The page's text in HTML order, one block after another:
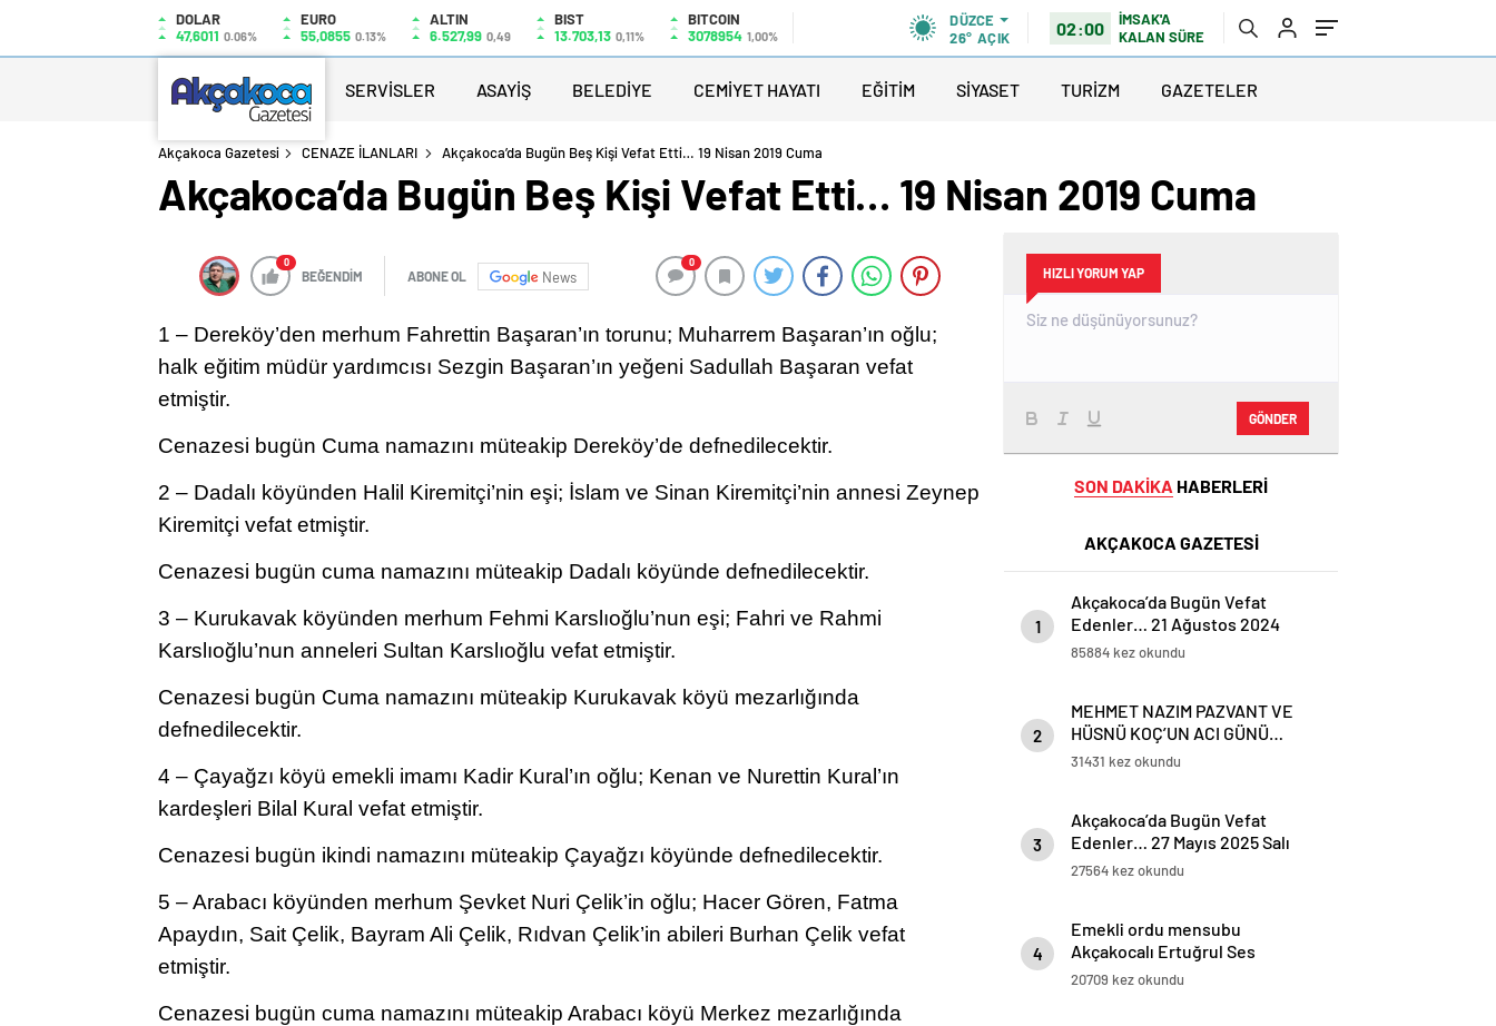
DOLAR
47,6011 0.06%
EURO
55,0855 0.13%
ALTIN
6.527,99 0,49
BIST
13.703,13 0,11%
BITCOIN
3078954 1,00%
DÜZCE
26° AÇIK 02:00
İMSAK'A
KALAN SÜRE
SERVİSLER ASAYİŞ BELEDİYE CEMİYET HAYATI EĞİTİM SİYASET TURİZM GAZETELER
Akçakoca Gazetesi CENAZE İLANLARI Akçakoca’da Bugün Beş Kişi Vefat Etti… 19 Nisan 2019 Cuma
Akçakoca’da Bugün Beş Kişi Vefat Etti… 19 Nisan 2019 Cuma
0
BEĞENDİM ABONE OL News
0
1 – Dereköy’den merhum Fahrettin Başaran’ın torunu; Muharrem Başaran’ın oğlu;
halk eğitim müdür yardımcısı Sezgin Başaran’ın yeğeni Sadullah Başaran vefat
etmiştir.
Cenazesi bugün Cuma namazını müteakip Dereköy’de defnedilecektir.
2 – Dadalı köyünden Halil Kiremitçi’nin eşi; İslam ve Sinan Kiremitçi’nin annesi Zeynep
Kiremitçi vefat etmiştir.
Cenazesi bugün cuma namazını müteakip Dadalı köyünde defnedilecektir.
3 – Kurukavak köyünden merhum Fehmi Karslıoğlu’nun eşi; Fahri ve Rahmi
Karslıoğlu’nun anneleri Sultan Karslıoğlu vefat etmiştir.
Cenazesi bugün Cuma namazını müteakip Kurukavak köyü mezarlığında
defnedilecektir.
4 – Çayağzı köyü emekli imamı Kadir Kural’ın oğlu; Kenan ve Nurettin Kural’ın
kardeşleri Bilal Kural vefat etmiştir.
Cenazesi bugün ikindi namazını müteakip Çayağzı köyünde defnedilecektir.
5 – Arabacı köyünden merhum Şevket Nuri Çelik’in oğlu; Hacer Gören, Fatma
Apaydın, Sait Çelik, Bayram Ali Çelik, Rıdvan Çelik’in abileri Burhan Çelik vefat
etmiştir.
Cenazesi bugün cuma namazını müteakip Arabacı köyü Merkez mezarlığında
HIZLI YORUM YAP
GÖNDER
SON DAKİKA HABERLERİ
AKÇAKOCA GAZETESİ
1
Akçakoca’da Bugün Vefat
Edenler… 21 Ağustos 2024
Çarşamba
85884 kez okundu
2
MEHMET NAZIM PAZVANT VE
HÜSNÜ KOÇ’UN ACI GÜNÜ…
31431 kez okundu
3
Akçakoca’da Bugün Vefat
Edenler… 27 Mayıs 2025 Salı
27564 kez okundu
4
Emekli ordu mensubu
Akçakocalı Ertuğrul Ses
Koronavirüse yenik düştü
20709 kez okundu